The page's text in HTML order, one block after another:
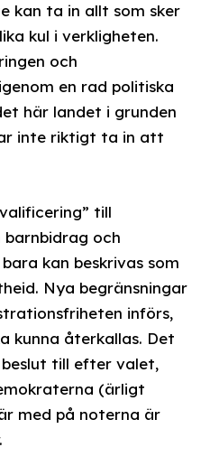
kan ta in allt som sker
kul i verkligheten.
och
en rad politiska
här landet i grunden
inte riktigt ta in att
till
och
kan beskrivas som
Nya begränsningar
införs,
kunna återkallas. Det
till efter valet,
(ärligt
med på noterna är